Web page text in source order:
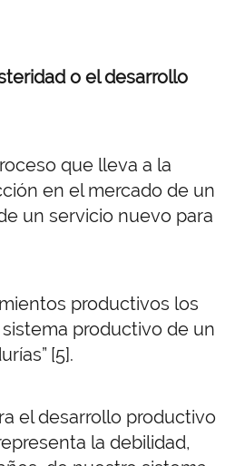
o el desarrollo
que lleva a la
en el mercado de un
un servicio nuevo para
productivos los
productivo de un
[5].
el desarrollo productivo
la debilidad,